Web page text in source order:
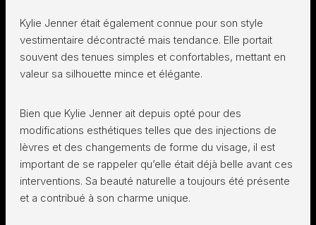
Kylie Jenner était également connue pour son style
vestimentaire décontracté mais tendance. Elle portait
souvent des tenues simples et confortables, mettant en
valeur sa silhouette mince et élégante.
Bien que Kylie Jenner ait depuis opté pour des
modifications esthétiques telles que des injections de
lèvres et des changements de forme du visage, il est
important de se rappeler qu’elle était déjà belle avant ces
interventions. Sa beauté naturelle a toujours été présente
et a contribué à son charme unique.